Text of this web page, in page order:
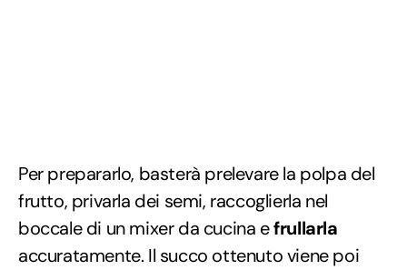
Per prepararlo, basterà prelevare la polpa del
frutto, privarla dei semi, raccoglierla nel
boccale di un mixer da cucina efrullarla
accuratamente. Il succo ottenuto viene poi